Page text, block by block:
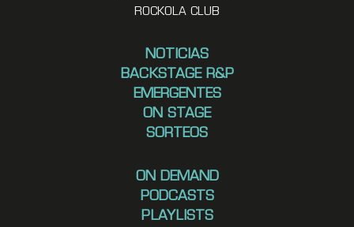
ROCKOLA CLUB
NOTICIAS
BACKSTAGE R&P
EMERGENTES
ON STAGE
SORTEOS
ON DEMAND
PODCASTS
PLAYLISTS